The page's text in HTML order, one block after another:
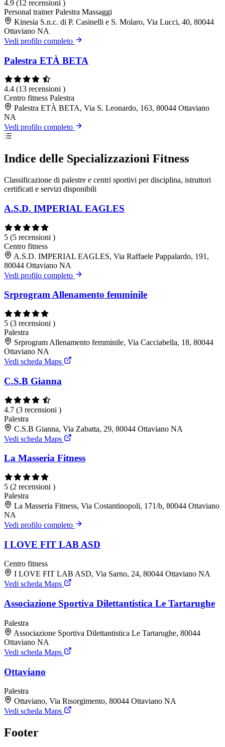
4.9 (12 recensioni )
Personal trainerPalestra Massaggi
Kinesia S.n.c. di P. Casinelli e S. Molaro, Via Lucci, 40, 80044
Ottaviano NA
Vedi profilo completo
Palestra ETÀ BETA
4.4 (13 recensioni )
Centro fitness Palestra
Palestra ETÀ BETA, Via S. Leonardo, 163, 80044 Ottaviano
NA
Vedi profilo completo
Indice delle Specializzazioni Fitness
Classificazione di palestre e centri sportivi per disciplina, istruttori
certificati e servizi disponibili
A.S.D. IMPERIAL EAGLES
5 (5 recensioni )
Centro fitness
A.S.D. IMPERIAL EAGLES, Via Raffaele Pappalardo, 191,
80044 Ottaviano NA
Vedi profilo completo
Srprogram Allenamento femminile
5 (3 recensioni )
Palestra
Srprogram Allenamento femminile, Via Cacciabella, 18, 80044
Ottaviano NA
Vedi scheda Maps
C.S.B Gianna
4.7 (3 recensioni )
Palestra
C.S.B Gianna, Via Zabatta, 29, 80044 Ottaviano NA
Vedi scheda Maps
La Masseria Fitness
5 (2 recensioni )
Palestra
La Masseria Fitness, Via Costantinopoli, 171/b, 80044 Ottaviano
NA
Vedi profilo completo
I LOVE FIT LAB ASD
Centro fitness
I LOVE FIT LAB ASD, Via Sarno, 24, 80044 Ottaviano NA
Vedi scheda Maps
Associazione Sportiva Dilettantistica Le Tartarughe
Palestra
Associazione Sportiva Dilettantistica Le Tartarughe, 80044
Ottaviano NA
Vedi scheda Maps
Ottaviano
Palestra
Ottaviano, Via Risorgimento, 80044 Ottaviano NA
Vedi scheda Maps
Footer